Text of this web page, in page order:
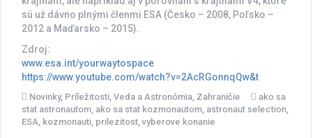
sú už dávno plnými členmi ESA (Česko – 2008, Poľsko –
2012 a Maďarsko – 2015).
Zdroj:
www.esa.int/yourwaytospace
https://www.youtube.com/watch?v=2AcRGonnqQw&t
Novinky, Príležitosti, Veda a Astronómia, Zahraničie
ako sa
stat astronautom, ako sa stat kozmonautom, astronaut selection,
ESA, kozmonauti, prilezitost, vyberove konanie